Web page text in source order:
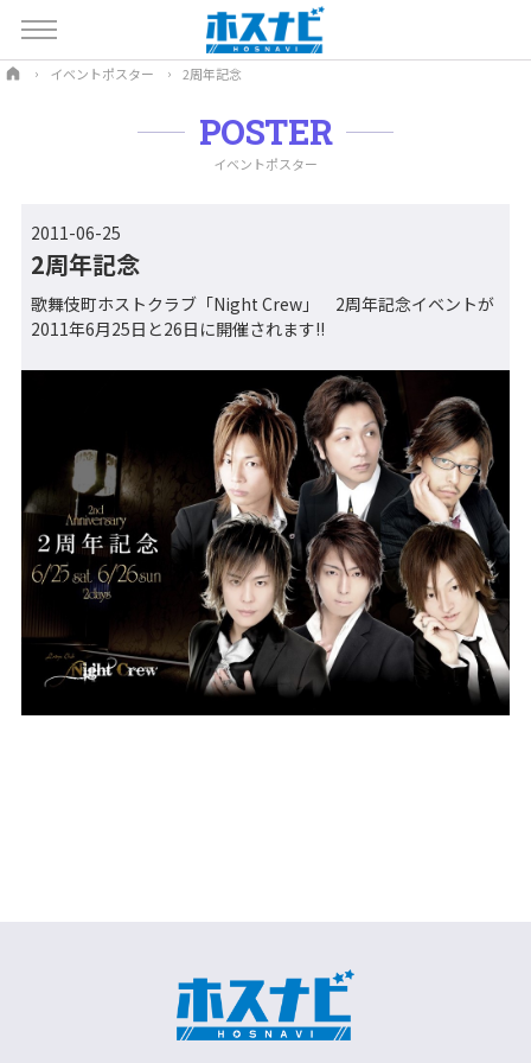
イベントポスター 2周年記念
POSTER
イベントポスター
2011-06-25
2周年記念
歌舞伎町ホストクラブ「Night Crew」 2周年記念イベントが
2011年6月25日と26日に開催されます!!